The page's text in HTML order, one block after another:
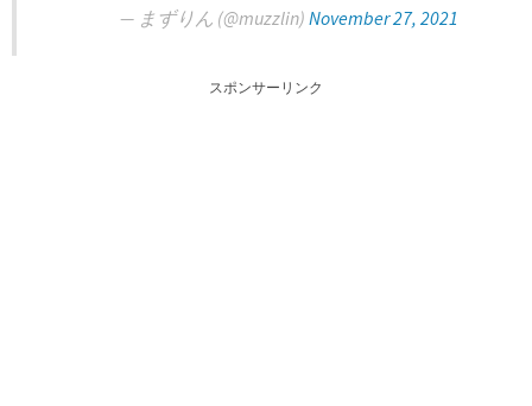
— まずりん (@muzzlin) November 27, 2021
スポンサーリンク